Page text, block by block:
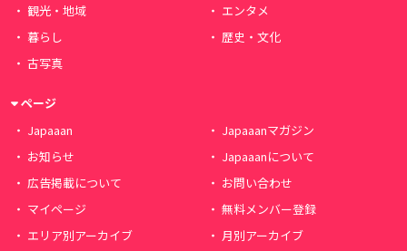
観光・地域
エンタメ
暮らし
歴史・文化
古写真
ページ
Japaaan
Japaaanマガジン
お知らせ
Japaaanについて
広告掲載について
お問い合わせ
マイページ
無料メンバー登録
エリア別アーカイブ
月別アーカイブ